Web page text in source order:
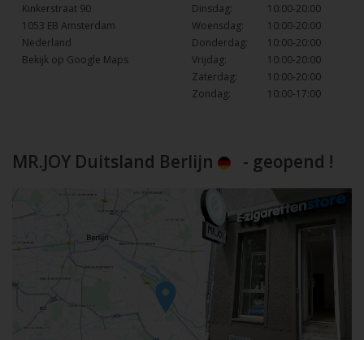
Kinkerstraat 90
1053 EB Amsterdam
Nederland
Bekijk op Google Maps
Dinsdag:
10:00-20:00
Woensdag:
10:00-20:00
Donderdag:
10:00-20:00
Vrijdag:
10:00-20:00
Zaterdag:
10:00-20:00
Zondag:
10:00-17:00
MR.JOY Duitsland Berlijn - geopend !